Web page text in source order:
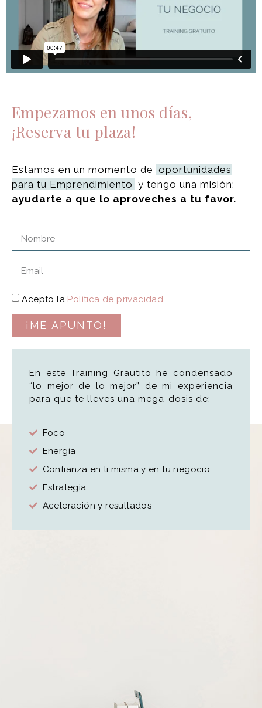
Empezamos en unos días,
¡Reserva tu plaza!
Estamos en un momento de oportunidades
para tu Emprendimiento y tengo una misión:
ayudarte a que lo aproveches a tu favor.
Acepto la Política de privacidad
¡ME APUNTO!
En este Training Grautito he condensado
“lo mejor de lo mejor” de mi experiencia
para que te lleves una mega-dosis de:
Foco
Energía
Confianza en ti misma y en tu negocio
Estrategia
Aceleración y resultados